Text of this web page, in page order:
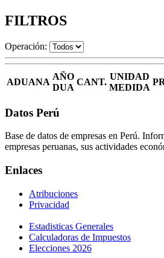
FILTROS
Operación:
ADUANA
AÑO
DUA
CANT.
UNIDAD
MEDIDA
Datos Perú
Base de datos de empresas en Perú.
empresas peruanas, sus actividades
Enlaces
Atribuciones
Privacidad
Estadisticas Generales
Calculadoras de Impuestos
Elecciones 2026